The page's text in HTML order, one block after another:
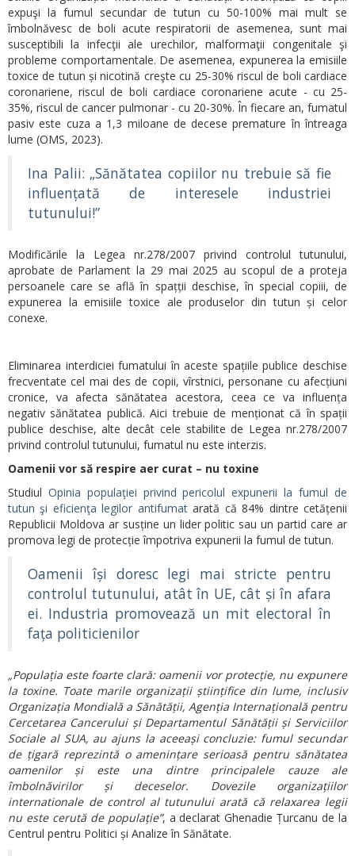
expuşi la fumul secundar de tutun cu 50-100% mai mult se
îmbolnăvesc de boli acute respiratorii de asemenea, sunt mai
susceptibili la infecţii ale urechilor, malformaţii congenitale şi
probleme comportamentale. De asemenea, expunerea la emisiile
toxice de tutun și nicotină creşte cu 25-30% riscul de boli cardiace
coronariene, riscul de boli cardiace coronariene acute - cu 25-
35%, riscul de cancer pulmonar - cu 20-30%. În fiecare an, fumatul
pasiv este cuza a 1,3 miloane de decese premature în întreaga
lume (OMS, 2023).
Ina Palii: „Sănătatea copiilor nu trebuie să fie
influențată de interesele industriei
tutunului!”
Modificările la Legea nr.278/2007 privind controlul tutunului,
aprobate de Parlament la 29 mai 2025 au scopul de a proteja
persoanele care se află în spațții deschise, în special copiii, de
expunerea la emisiile toxice ale produselor din tutun și celor
conexe.
Eliminarea interdiciei fumatului în aceste spațiile publice deschise
frecventate cel mai des de copii, vîrstnici, personane cu afecțiuni
cronice, va afecta sănătatea acestora, ceea ce va influența
negativ sănătatea publică. Aici trebuie de menționat că în spații
publice deschise, alte decât cele stabilite de Legea nr.278/2007
privind controlul tutunului, fumatul nu este interzis.
Oamenii vor să respire aer curat – nu toxine
Studiul Opinia populaţiei privind pericolul expunerii la fumul de
tutun şi eficienţa legilor antifumatarată că 84% dintre cetățenii
Republicii Moldova ar susține un lider politic sau un partid care ar
promova legi de protecție împotriva expunerii la fumul de tutun.
Oamenii își doresc legi mai stricte pentru
controlul tutunului, atât în UE, cât și în afara
ei. Industria promovează un mit electoral în
fața politicienilor
„Populația este foarte clară: oamenii vor protecție, nu expunere
la toxine. Toate marile organizații științifice din lume, inclusiv
Organizația Mondială a Sănătății, Agenția Internațională pentru
Cercetarea Cancerului și Departamentul Sănătății și Serviciilor
Sociale al SUA, au ajuns la aceeași concluzie: fumul secundar
de țigară reprezintă o amenințare serioasă pentru sănătatea
oamenilor și este una dintre principalele cauze ale
îmbolnăvirilor și deceselor. Dovezile organizațiilor
internationale de control al tutunului arată că relaxarea legii
nu este cerută de populație”, a declarat Ghenadie Țurcanu de la
Centrul pentru Politici și Analize în Sănătate.